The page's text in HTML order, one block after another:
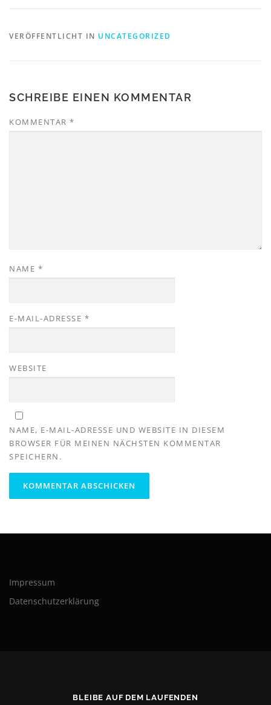
VERÖFFENTLICHT IN UNCATEGORIZED
SCHREIBE EINEN KOMMENTAR
KOMMENTAR *
NAME *
E-MAIL-ADRESSE *
WEBSITE
NAME, E-MAIL-ADRESSE UND WEBSITE IN DIESEM
BROWSER FÜR MEINEN NÄCHSTEN KOMMENTAR
SPEICHERN.
Impressum
Datenschutzerklärung
BLEIBE AUF DEM LAUFENDEN